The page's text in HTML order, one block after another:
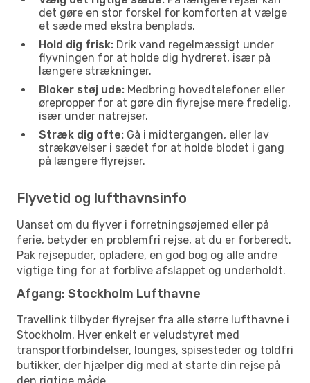
det gøre en stor forskel for komforten at vælge
et sæde med ekstra benplads.
Hold dig frisk: Drik vand regelmæssigt under
flyvningen for at holde dig hydreret, især på
længere strækninger.
Bloker støj ude: Medbring hovedtelefoner eller
ørepropper for at gøre din flyrejse mere fredelig,
især under natrejser.
Stræk dig ofte: Gå i midtergangen, eller lav
strækøvelser i sædet for at holde blodet i gang
på længere flyrejser.
Flyvetid og lufthavnsinfo
Uanset om du flyver i forretningsøjemed eller på
ferie, betyder en problemfri rejse, at du er forberedt.
Pak rejsepuder, opladere, en god bog og alle andre
vigtige ting for at forblive afslappet og underholdt.
Afgang: Stockholm Lufthavne
Travellink tilbyder flyrejser fra alle større lufthavne i
Stockholm. Hver enkelt er veludstyret med
transportforbindelser, lounges, spisesteder og toldfri
butikker, der hjælper dig med at starte din rejse på